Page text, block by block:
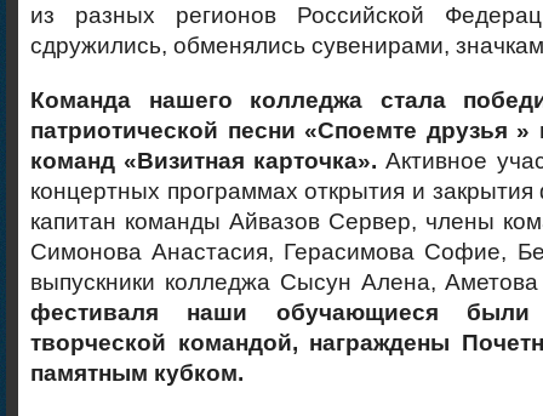
из разных регионов Российской
сдружились, обменялись сувенирами,
Команда нашего колледжа стала
патриотической песни «Споемте друзья »
команд «Визитная карточка». Активное
концертных программах открытия и
капитан команды Айвазов Сервер, члены
Симонова Анастасия, Герасимова Софие,
выпускники колледжа Сысун Алена,
фестиваля наши обучающиесябыли
творческой командой, награждены
памятным кубком.